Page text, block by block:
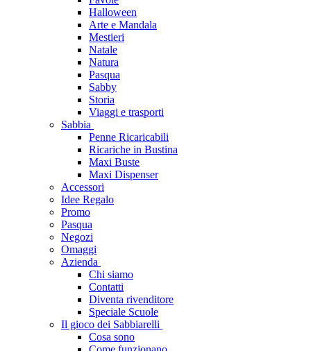
Halloween
Arte e Mandala
Mestieri
Natale
Natura
Pasqua
Sabby
Storia
Viaggi e trasporti
Sabbia
Penne Ricaricabili
Ricariche in Bustina
Maxi Buste
Maxi Dispenser
Accessori
Idee Regalo
Promo
Pasqua
Negozi
Omaggi
Azienda
Chi siamo
Contatti
Diventa rivenditore
Speciale Scuole
Il gioco dei Sabbiarelli
Cosa sono